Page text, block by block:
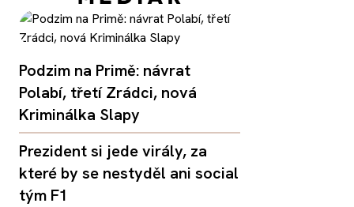
Podzim na Primě: návrat
Polabí, třetí Zrádci, nová
Kriminálka Slapy
Prezident si jede virály, za
které by se nestyděl ani social
tým F1